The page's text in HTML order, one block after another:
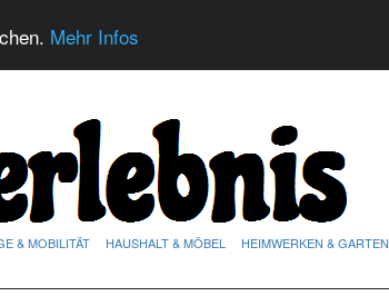
Mehr Infos
& MOBILITÄT HAUSHALT & MÖBEL HEIMWERKEN & GARTEN